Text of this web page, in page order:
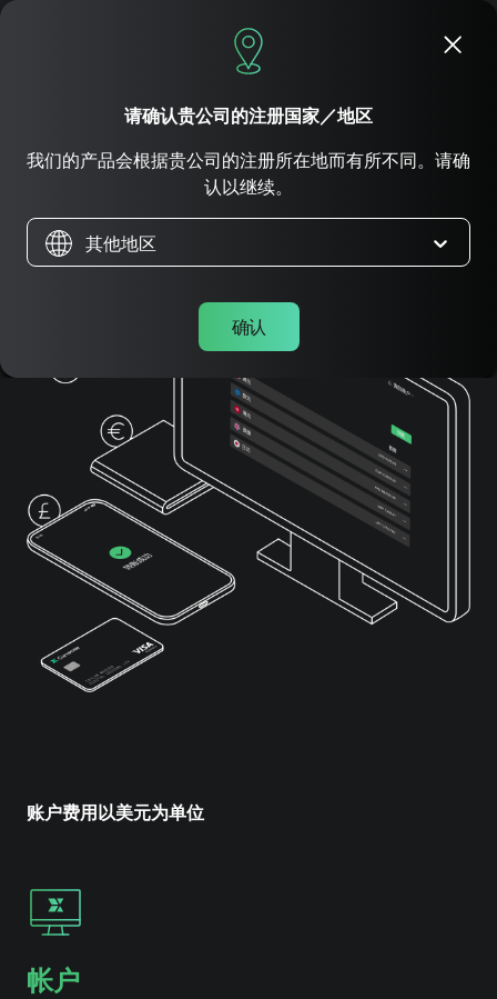
立即申请
价目表
账户费用以美元为单位
帐户
请确认贵公司的注册国家／地区
我们的产品会根据贵公司的注册所在地而有所不同。请确
认以继续。
其他地区
确认